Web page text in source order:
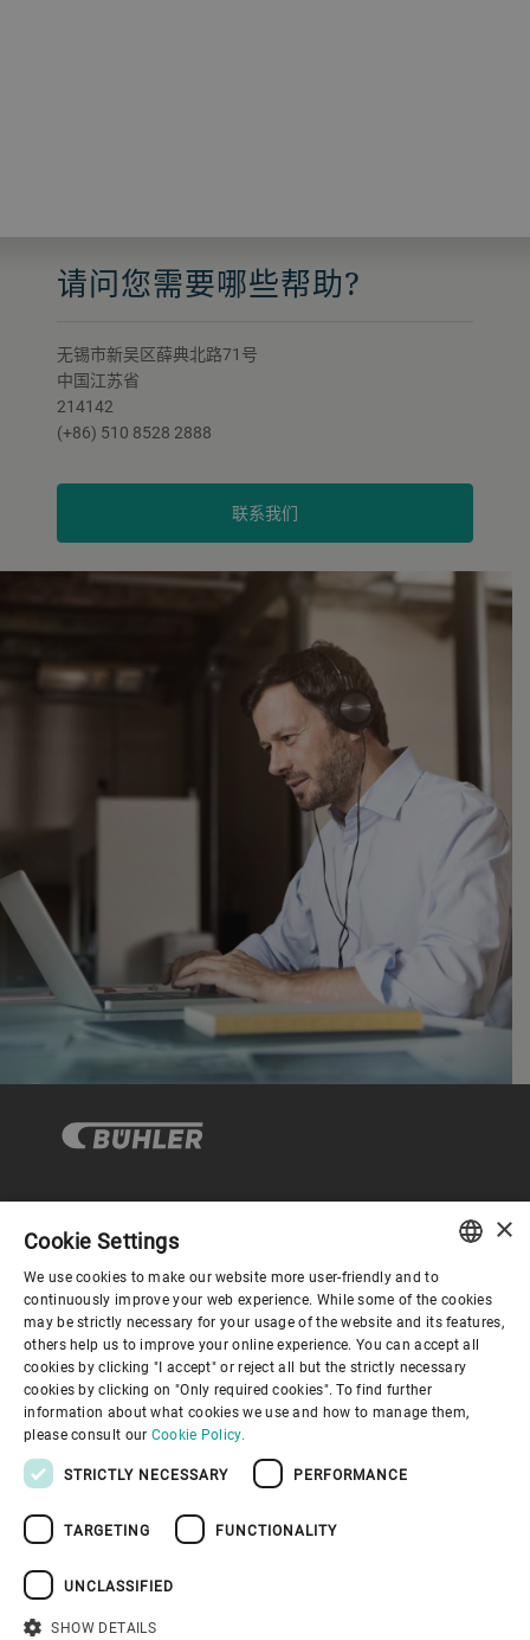
请问您需要哪些帮助?
无锡市新吴区薛典北路71号
中国江苏省
214142
(+86) 510 8528 2888
联系我们
企业与合规
关于布勒
联系我们
布勒（无锡）商业有限公司
ENGLISH
SPANISH
GERMAN
FRENCH
×
Cookie Settings
We use cookies to make our website more user-friendly and to
continuously improve your web experience. While some of the cookies
may be strictly necessary for your usage of the website and its features,
others help us to improve your online experience. You can accept all
cookies by clicking "I accept" or reject all but the strictly necessary
cookies by clicking on "Only required cookies". To find further
information about what cookies we use and how to manage them,
please consult our Cookie Policy.
STRICTLY NECESSARY PERFORMANCE
TARGETING FUNCTIONALITY
UNCLASSIFIED
SHOW DETAILS